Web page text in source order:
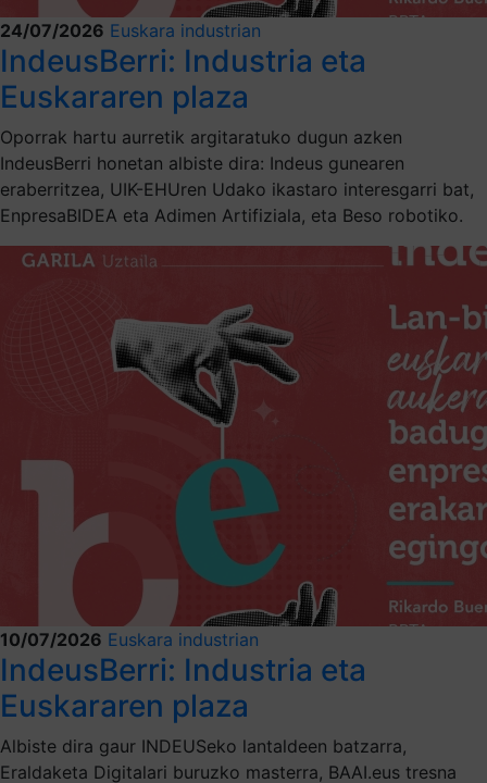
24/07/2026 Euskara industrian
IndeusBerri: Industria eta
Euskararen plaza
Oporrak hartu aurretik argitaratuko dugun azken
IndeusBerri honetan albiste dira: Indeus gunearen
eraberritzea, UIK-EHUren Udako ikastaro interesgarri bat,
EnpresaBIDEA eta Adimen Artifiziala, eta Beso robotiko.
10/07/2026 Euskara industrian
IndeusBerri: Industria eta
Euskararen plaza
Albiste dira gaur INDEUSeko lantaldeen batzarra,
Eraldaketa Digitalari buruzko masterra, BAAI.eus tresna